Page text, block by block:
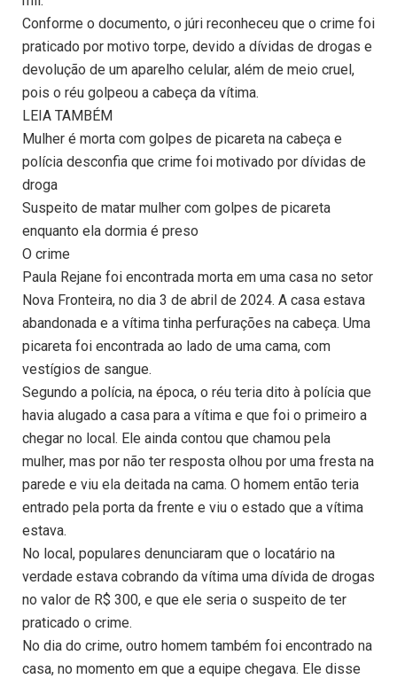
Conforme o documento, o júri reconheceu que o crime foi
praticado por motivo torpe, devido a dívidas de drogas e
devolução de um aparelho celular, além de meio cruel,
pois o réu golpeou a cabeça da vítima.
LEIA TAMBÉM
Mulher é morta com golpes de picareta na cabeça e
polícia desconfia que crime foi motivado por dívidas de
droga
Suspeito de matar mulher com golpes de picareta
enquanto ela dormia é preso
O crime
Paula Rejane foi encontrada morta em uma casa no setor
Nova Fronteira, no dia 3 de abril de 2024. A casa estava
abandonada e a vítima tinha perfurações na cabeça. Uma
picareta foi encontrada ao lado de uma cama, com
vestígios de sangue.
Segundo a polícia, na época, o réu teria dito à polícia que
havia alugado a casa para a vítima e que foi o primeiro a
chegar no local. Ele ainda contou que chamou pela
mulher, mas por não ter resposta olhou por uma fresta na
parede e viu ela deitada na cama. O homem então teria
entrado pela porta da frente e viu o estado que a vítima
estava.
No local, populares denunciaram que o locatário na
verdade estava cobrando da vítima uma dívida de drogas
no valor de R$ 300, e que ele seria o suspeito de ter
praticado o crime.
No dia do crime, outro homem também foi encontrado na
casa, no momento em que a equipe chegava. Ele disse